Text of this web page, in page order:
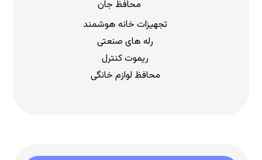
محافظ جان
تجهیزات خانه هوشمند
رله های صنعتی
ریموت کنترل
محافظ لوازم خانگی